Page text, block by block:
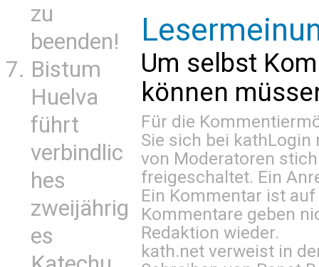
zu
beenden!
Bistum
Huelva
führt
verbindlic
hes
zweijährig
es
Um selbst
können
Für die
Sie sich bei kathLogin
von Moderatoren
freigeschaltet. Ein
Ein Kommentar ist
Kommentare geben
Redaktion wieder.
kath.net verweist in